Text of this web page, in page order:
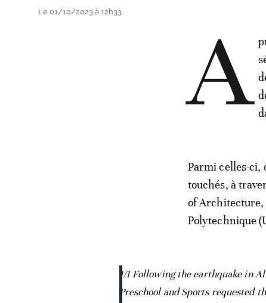
Le 01/10/2023 à 12h33 A
Parmi celles-ci,
touchés, à
of Architecture,
Polytechnique
1/1 Following the earthquake in
Preschool and Sports requested